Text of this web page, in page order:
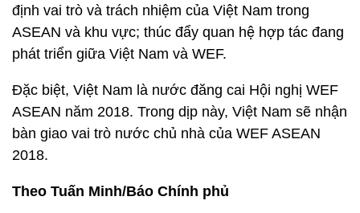
định vai trò và trách nhiệm của Việt Nam trong
ASEAN và khu vực; thúc đẩy quan hệ hợp tác đang
phát triển giữa Việt Nam và WEF.
Đặc biệt, Việt Nam là nước đăng cai Hội nghị WEF
ASEAN năm 2018. Trong dịp này, Việt Nam sẽ nhận
bàn giao vai trò nước chủ nhà của WEF ASEAN
2018.
Theo Tuấn Minh/Báo Chính phủ